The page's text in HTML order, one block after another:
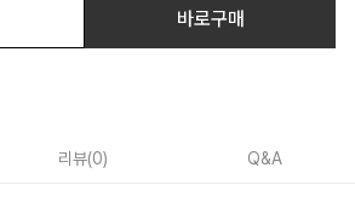
바로구매
리뷰(0) Q&A